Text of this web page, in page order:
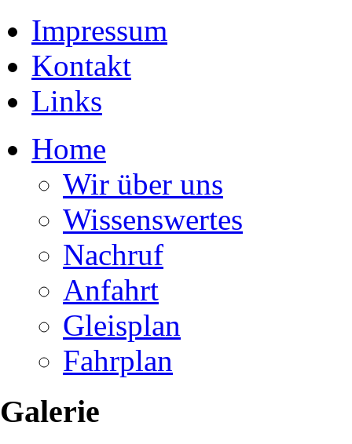
Impressum
Kontakt
Links
Home
Wir über uns
Wissenswertes
Nachruf
Anfahrt
Gleisplan
Fahrplan
Galerie